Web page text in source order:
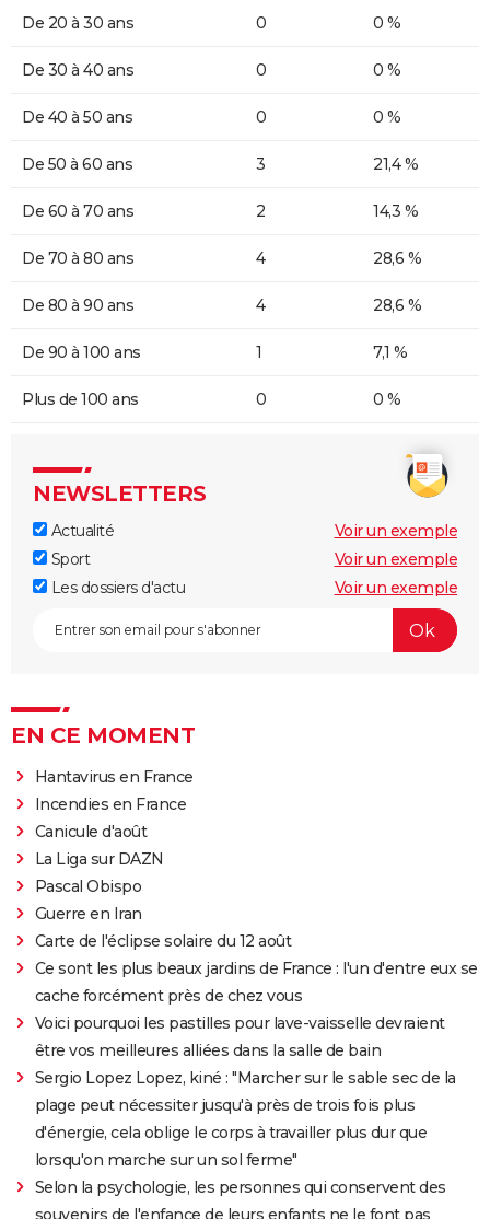
De 20 à 30 ans 0 0 %
De 30 à 40 ans 0 0 %
De 40 à 50 ans 0 0 %
De 50 à 60 ans 3 21,4 %
De 60 à 70 ans 2 14,3 %
De 70 à 80 ans 4 28,6 %
De 80 à 90 ans 4 28,6 %
De 90 à 100 ans 1 7,1 %
Plus de 100 ans 0 0 %
NEWSLETTERS
Actualité
Voir un exemple
Sport
Voir un exemple
Les dossiers d'actu
Voir un exemple
EN CE MOMENT
Hantavirus en France
Incendies en France
Canicule d'août
La Liga sur DAZN
Pascal Obispo
Guerre en Iran
Carte de l'éclipse solaire du 12 août
Ce sont les plus beaux jardins de France : l'un d'entre eux se
cache forcément près de chez vous
Voici pourquoi les pastilles pour lave-vaisselle devraient
être vos meilleures alliées dans la salle de bain
Sergio Lopez Lopez, kiné : "Marcher sur le sable sec de la
plage peut nécessiter jusqu'à près de trois fois plus
d'énergie, cela oblige le corps à travailler plus dur que
lorsqu'on marche sur un sol ferme"
Selon la psychologie, les personnes qui conservent des
souvenirs de l'enfance de leurs enfants ne le font pas